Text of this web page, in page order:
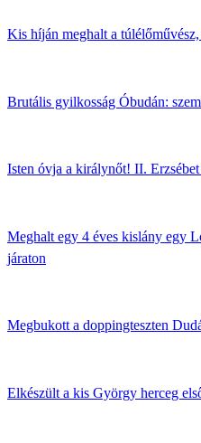
Kis híján meghalt a
Brutális gyilkosság Óbudán:
Isten óvja a királynőt! II.
Meghalt egy 4 éves kislány egy
járaton
Megbukott a doppingteszten
Elkészült a kis György herceg